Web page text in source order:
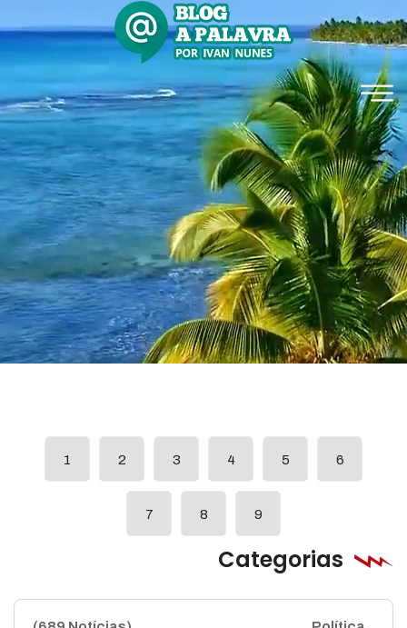
1 2 3 4 5 6
7 8 9
Categorias